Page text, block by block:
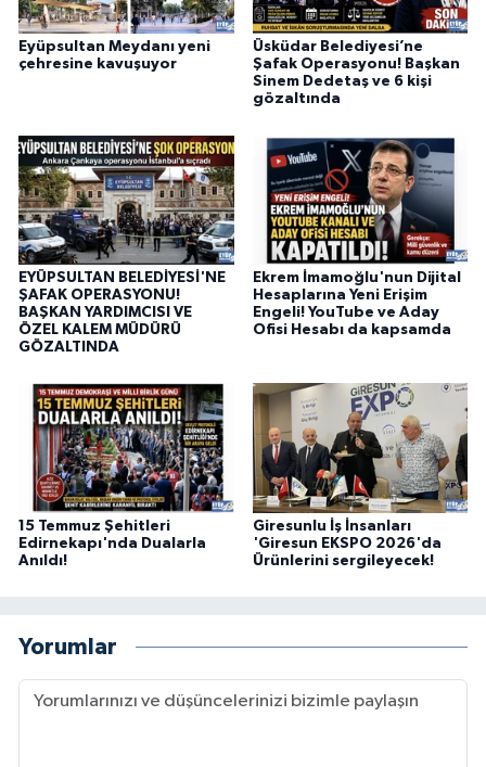
Eyüpsultan Meydanı yeni
çehresine kavuşuyor
Üsküdar Belediyesi’ne
Şafak Operasyonu! Başkan
Sinem Dedetaş ve 6 kişi
gözaltında
EYÜPSULTAN BELEDİYESİ'NE
ŞAFAK OPERASYONU!
BAŞKAN YARDIMCISI VE
ÖZEL KALEM MÜDÜRÜ
GÖZALTINDA
Ekrem İmamoğlu'nun Dijital
Hesaplarına Yeni Erişim
Engeli! YouTube ve Aday
Ofisi Hesabı da kapsamda
15 Temmuz Şehitleri
Edirnekapı'nda Dualarla
Anıldı!
Giresunlu İş İnsanları
'Giresun EKSPO 2026'da
Ürünlerini sergileyecek!
Yorumlar